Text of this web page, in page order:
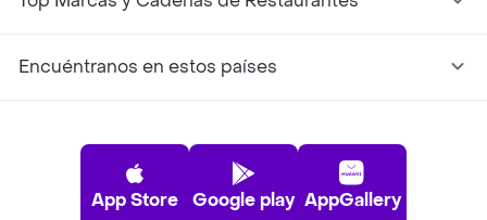
Encuéntranos en estos países
App Store Google play AppGallery